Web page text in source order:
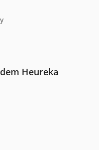
Heureka